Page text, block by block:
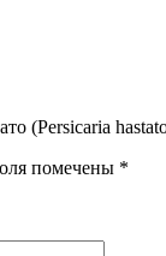
(Persicaria
помечены *